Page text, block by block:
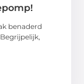
benaderd